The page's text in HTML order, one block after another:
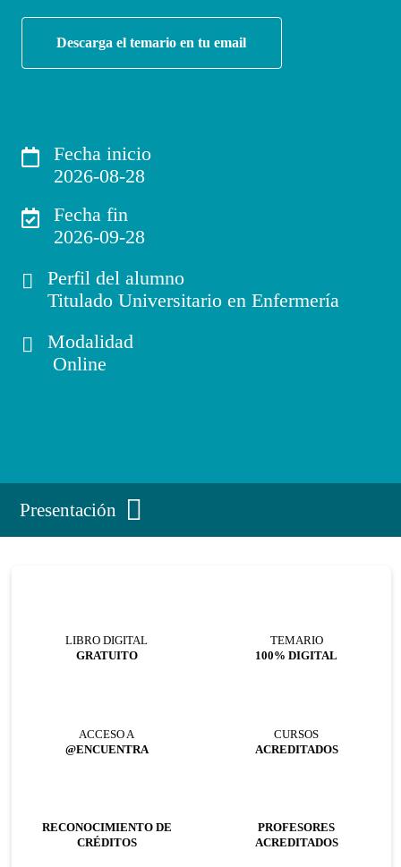
Descarga el temario en tu email
Fecha inicio
2026-08-28
Fecha fin
2026-09-28
Perfil del alumno
Titulado Universitario en Enfermería
Modalidad
Online
Presentación
LIBRO DIGITAL
GRATUITO
TEMARIO
100% DIGITAL
ACCESO A
@ENCUENTRA
CURSOS
ACREDITADOS
RECONOCIMIENTO DE
CRÉDITOS
PROFESORES
ACREDITADOS